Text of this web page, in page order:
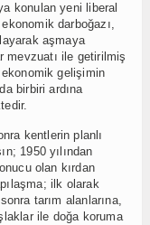
konulan yeni liberal
darboğazı,
aşmaya
mevzuatı ile getirilmiş
ekonomik gelişimin
birbiri ardına
kentlerin planlı
1950 yılından
olan kırdan
ilk olarak
tarım alanlarına,
ile doğa koruma